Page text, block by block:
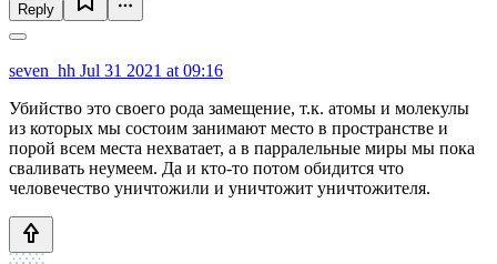
Reply
seven_hh Jul 31 2021 at 09:16
Убийство это своего рода замещение, т.к. атомы и молекулы
из которых мы состоим занимают место в пространстве и
порой всем места нехватает, а в парралельные миры мы пока
сваливать неумеем. Да и кто-то потом обидится что
человечество уничтожили и уничтожит уничтожителя.